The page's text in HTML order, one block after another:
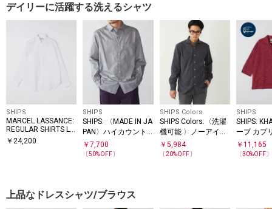
デイリーに活躍する洗えるシャツ
SHIPS
MARCEL LASSANCE:
REGULAR SHIRTS LO
NG SLEEVE
￥ 24,200
SHIPS
SHIPS: 〈MADE IN JA
PAN〉ハイカウント
ワッシャー レギュラ
ーカラーシャツ
￥7,700
〔50%OFF〕
SHIPS Colors
SHIPS Colors:〈洗濯
機可能 〉ノーアイロ
ン コーデュロイ ワイ
ドカラー シャツ◇
￥ 5,984
〔20%OFF〕
SHIPS
SHIPS:
ーブ カプ
￥11,165
〔30%OFF〕
上品なドレスシャツ/ブラウス